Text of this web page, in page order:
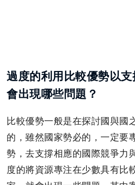
過度的利用比較優勢以
會出現哪些問題？
比較優勢一般是在探討國與國
的，雖然國家勢必的，一定要
勢，去支撐相應的國際競爭力
度的將資源專注在少數具有比